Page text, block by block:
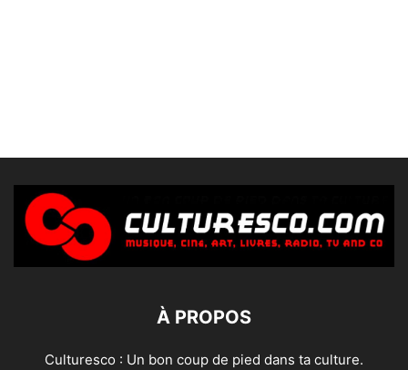
À PROPOS
Culturesco : Un bon coup de pied dans ta culture.